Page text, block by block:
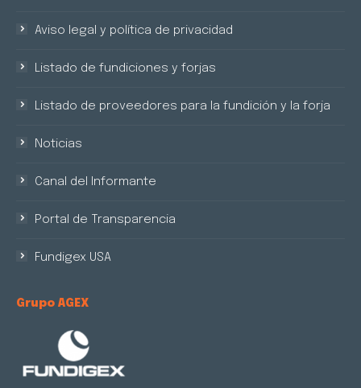
Aviso legal y política de privacidad
Listado de fundiciones y forjas
Listado de proveedores para la fundición y la forja
Noticias
Canal del Informante
Portal de Transparencia
Fundigex USA
Grupo AGEX